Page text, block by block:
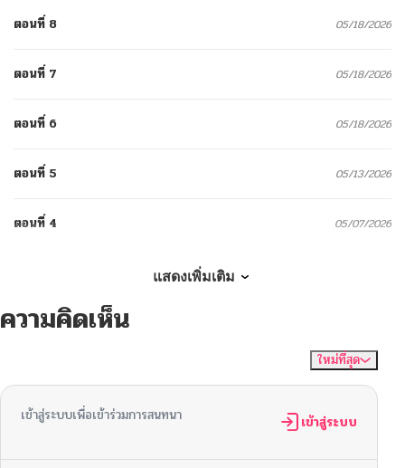
ตอนที่ 8 05/18/2026
ตอนที่ 7 05/18/2026
ตอนที่ 6 05/18/2026
ตอนที่ 5 05/13/2026
ตอนที่ 4 05/07/2026
ตอนที่ 2
04/22/2026
แสดงเพิ่มเติม
ความคิดเห็น
ใหม่ที่สุด
เข้าสู่ระบบเพื่อเข้าร่วมการสนทนา เข้าสู่ระบบ